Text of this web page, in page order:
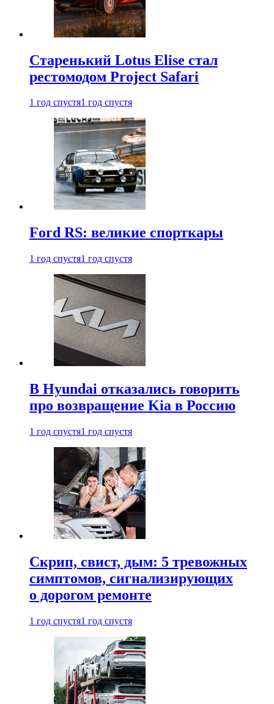
Старенький Lotus Elise стал
рестомодом Project Safari
1 год спустя1 год спустя
Ford RS: великие спорткары
1 год спустя1 год спустя
В Hyundai отказались говорить
про возвращение Kia в Россию
1 год спустя1 год спустя
Скрип, свист, дым: 5 тревожных
симптомов, сигнализирующих
о дорогом ремонте
1 год спустя1 год спустя